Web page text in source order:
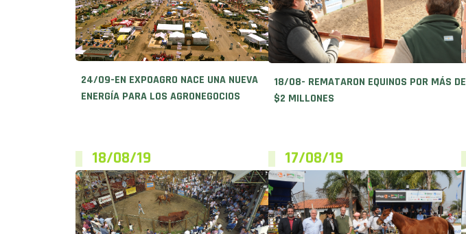
24/09-EN EXPOAGRO NACE UNA NUEVA
ENERGÍA PARA LOS AGRONEGOCIOS
18/08- REMATARON EQUINOS POR MÁS DE
$2 MILLONES
18/08/19 17/08/19